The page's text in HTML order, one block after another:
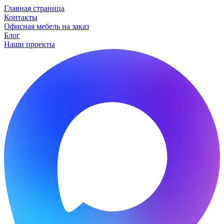
Главная страница
Контакты
Офисная мебель на заказ
Блог
Наши проекты